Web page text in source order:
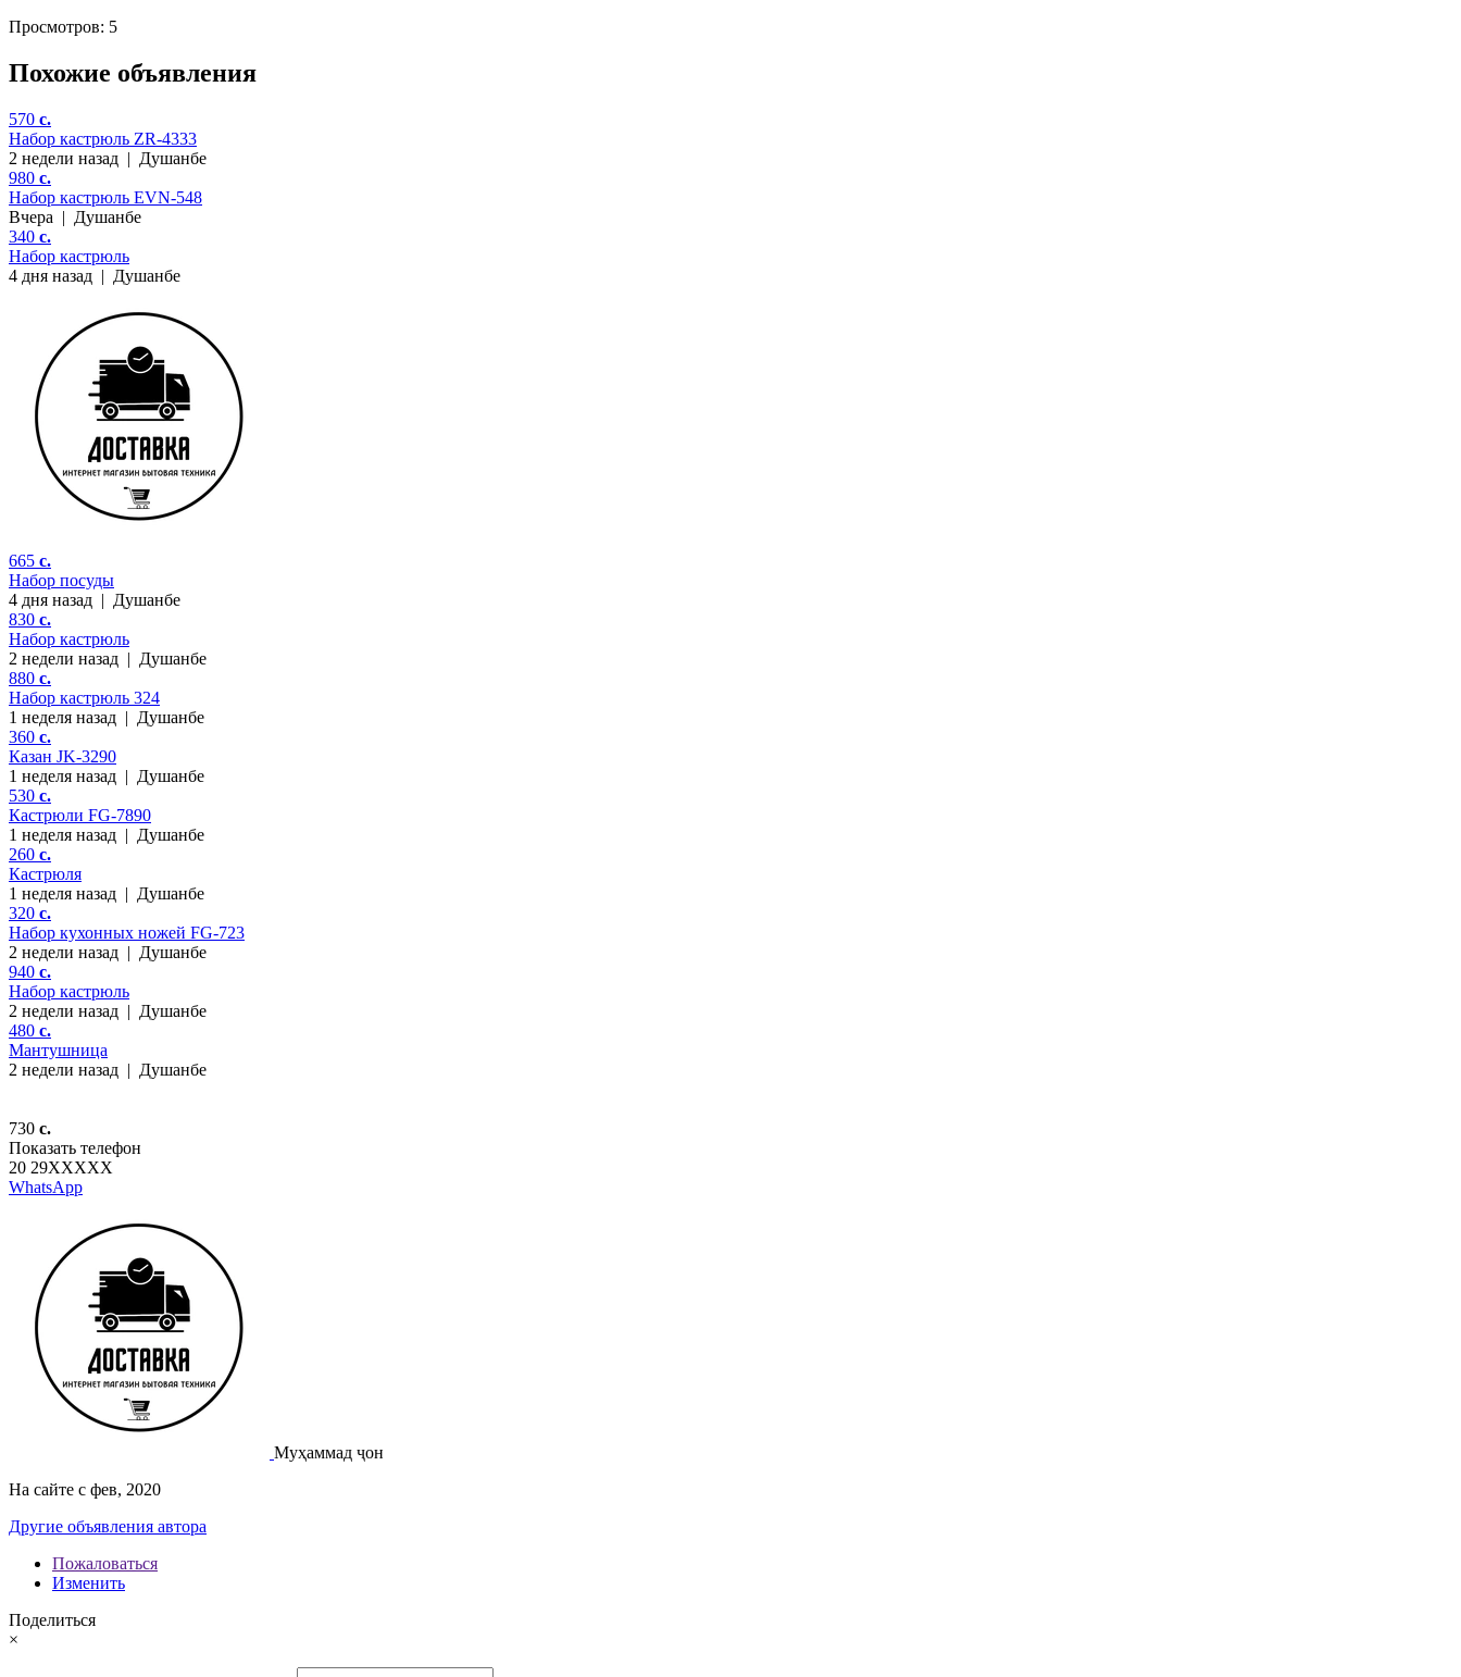
Просмотров: 5
Похожие объявления
570 c.
Набор кастрюль ZR-4333
2 недели назад | Душанбе
980 c.
Набор кастрюль EVN-548
Вчера | Душанбе
340 c.
Набор кастрюль
4 дня назад | Душанбе
665 c.
Набор посуды
4 дня назад | Душанбе
830 c.
Набор кастрюль
2 недели назад | Душанбе
880 c.
Набор кастрюль 324
1 неделя назад | Душанбе
360 c.
Казан JK-3290
1 неделя назад | Душанбе
530 c.
Кастрюли FG-7890
1 неделя назад | Душанбе
260 c.
Кастрюля
1 неделя назад | Душанбе
320 c.
Набор кухонных ножей FG-723
2 недели назад | Душанбе
940 c.
Набор кастрюль
2 недели назад | Душанбе
480 c.
Мантушница
2 недели назад | Душанбе
730 c.
Показать телефон
20 29XXXXX
WhatsApp
Муҳаммад ҷон
На сайте с фев, 2020
Другие объявления автора
Пожаловаться
Изменить
Поделиться
×